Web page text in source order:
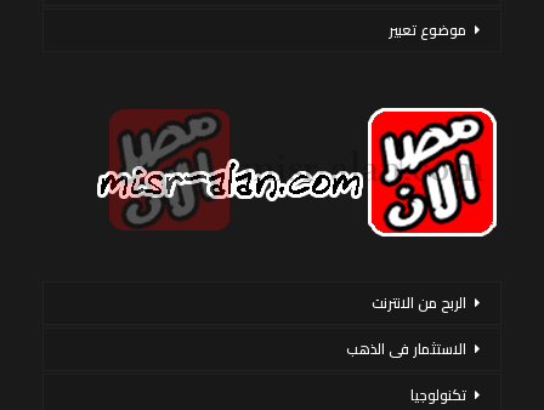
موضوع تعبير
الربح من الانترنت
الاستثمار فى الذهب
تكنولوجيا